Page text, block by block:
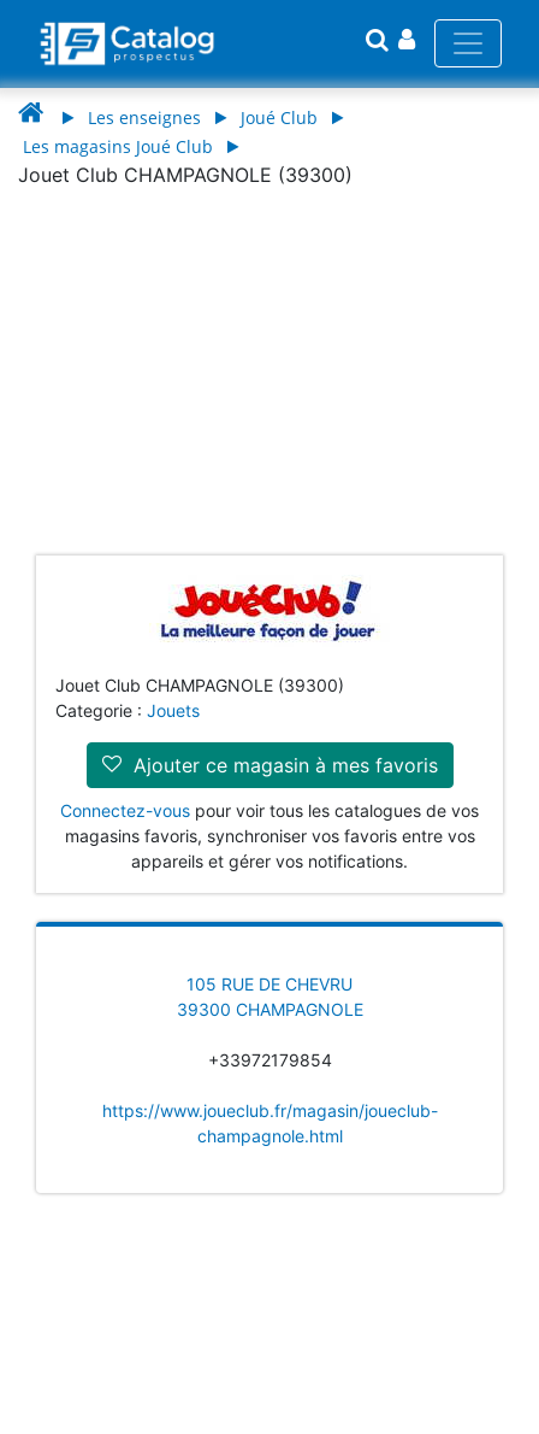
Les enseignes
Joué Club
Les magasins Joué Club
Jouet Club CHAMPAGNOLE (39300)
Jouet Club CHAMPAGNOLE (39300)
Categorie : Jouets
Ajouter ce magasin à mes favoris
Connectez-vous pour voir tous les catalogues de vos
magasins favoris, synchroniser vos favoris entre vos
appareils et gérer vos notifications.
105 RUE DE CHEVRU
39300 CHAMPAGNOLE
+33972179854
https://www.joueclub.fr/magasin/joueclub-
champagnole.html